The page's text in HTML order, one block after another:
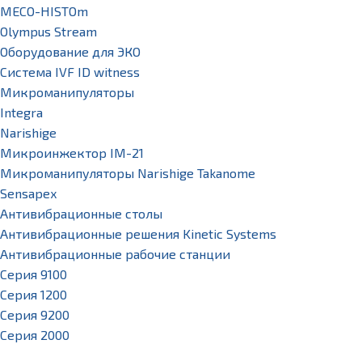
MECO-HISTOm
Olympus Stream
Оборудование для ЭКО
Система IVF ID witness
Микроманипуляторы
Integra
Narishige
Микроинжектор IM-21
Микроманипуляторы Narishige Takanome
Sensapex
Антивибрационные столы
Антивибрационные решения Kinetic Systems
Антивибрационные рабочие станции
Серия 9100
Серия 1200
Серия 9200
Серия 2000